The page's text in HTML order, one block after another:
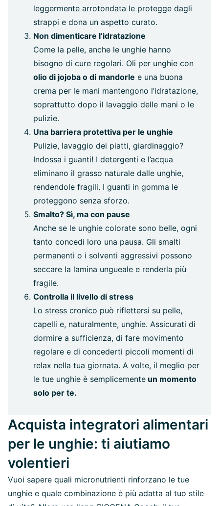
leggermente arrotondata le protegge dagli
strappi e dona un aspetto curato.
Non dimenticare l’idratazione
Come la pelle, anche le unghie hanno
bisogno di cure regolari. Oli per unghie con
olio di jojoba o di mandorle e una buona
crema per le mani mantengono l’idratazione,
soprattutto dopo il lavaggio delle mani o le
pulizie.
Una barriera protettiva per le unghie
Pulizie, lavaggio dei piatti, giardinaggio?
Indossa i guanti! I detergenti e l’acqua
eliminano il grasso naturale dalle unghie,
rendendole fragili. I guanti in gomma le
proteggono senza sforzo.
Smalto? Sì, ma con pause
Anche se le unghie colorate sono belle, ogni
tanto concedi loro una pausa. Gli smalti
permanenti o i solventi aggressivi possono
seccare la lamina ungueale e renderla più
fragile.
Controlla il livello di stress
Lo stress cronico può riflettersi su pelle,
capelli e, naturalmente, unghie. Assicurati di
dormire a sufficienza, di fare movimento
regolare e di concederti piccoli momenti di
relax nella tua giornata. A volte, il meglio per
le tue unghie è semplicemente un momento
solo per te.
Acquista integratori alimentari
per le unghie: ti aiutiamo
volentieri
Vuoi sapere quali micronutrienti rinforzano le tue
unghie e quale combinazione è più adatta al tuo stile